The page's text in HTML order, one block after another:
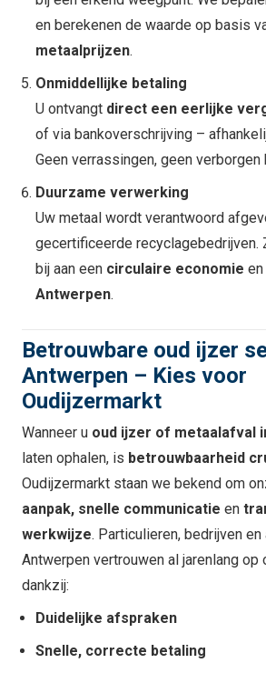
en berekenen de waarde op basis
metaalprijzen.
Onmiddellijke betaling
U ontvangt direct een eerlijke
of via bankoverschrijving –
Geen verrassingen, geen verborgen
Duurzame verwerking
Uw metaal wordt verantwoord
gecertificeerde recyclagebedrijven.
bij aan een circulaire economie
Antwerpen.
Betrouwbare oud ijzer
Antwerpen – Kies voor
Oudijzermarkt
Wanneer u oud ijzer of metaalafval
laten ophalen, is betrouwbaarheid
Oudijzermarkt staan we bekend om
aanpak, snelle communicatie en
werkwijze. Particulieren, bedrijven en
Antwerpen vertrouwen al jarenlang op
dankzij:
Duidelijke afspraken
Snelle, correcte betaling